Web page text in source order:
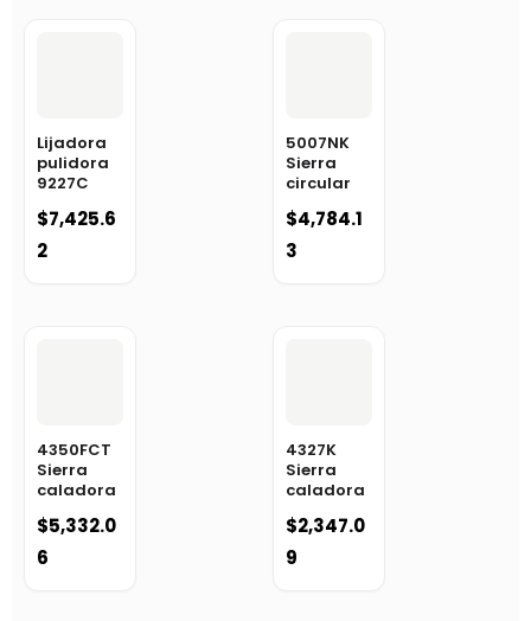
Lijadora
pulidora
9227C
$7,425.6
2
5007NK
Sierra
circular
$4,784.1
3
4350FCT
Sierra
caladora
$5,332.0
6
4327K
Sierra
caladora
$2,347.0
9